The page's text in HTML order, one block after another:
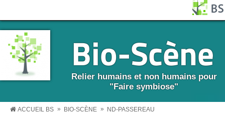
Bio-Scène
Relier humains et non humains pour
"Faire symbiose"
BS MENU
ACCUEIL BS » BIO-SCÈNE » ND-PASSEREAU